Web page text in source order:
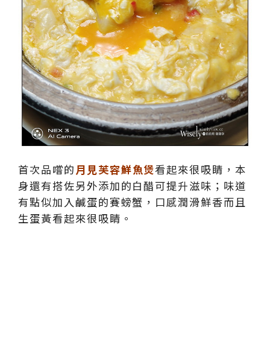
首次品嚐的 月見芙容鮮魚煲看起來很吸睛，本
身還有搭佐另外添加的白醋可提升滋味；味道
有點似加入鹹蛋的賽螃蟹，口感潤滑鮮香而且
生蛋黃看起來很吸睛。